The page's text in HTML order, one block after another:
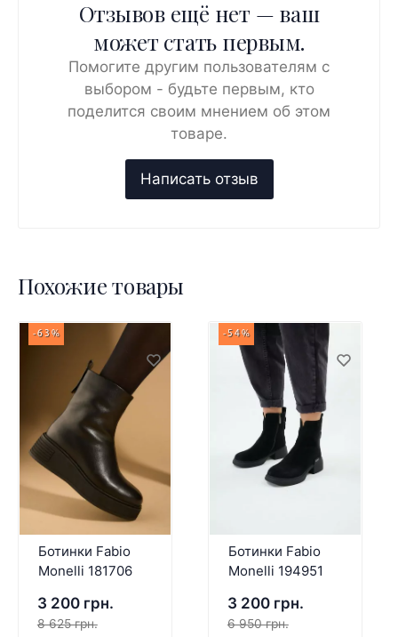
Отзывов ещё нет — ваш
может стать первым.
Помогите другим пользователям с
выбором - будьте первым, кто
поделится своим мнением об этом
товаре.
Похожие товары
-63%
Ботинки Fabio
Monelli 181706
3 200 грн.
8 625 грн.
-54%
Ботинки Fabio
Monelli 194951
3 200 грн.
6 950 грн.